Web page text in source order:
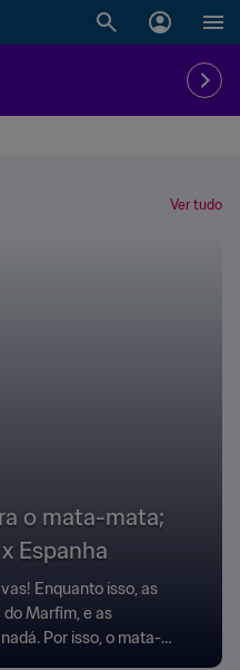
Ver tudo
o mata-mata;
Espanha
Enquanto isso, as
Marfim, e as
Por isso, o mata-